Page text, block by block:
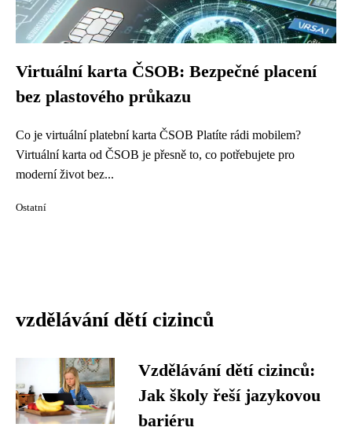
Virtuální karta ČSOB: Bezpečné placení
bez plastového průkazu
Co je virtuální platební karta ČSOB Platíte rádi mobilem?
Virtuální karta od ČSOB je přesně to, co potřebujete pro
moderní život bez...
Ostatní
vzdělávání dětí cizinců
Vzdělávání dětí cizinců:
Jak školy řeší jazykovou
bariéru